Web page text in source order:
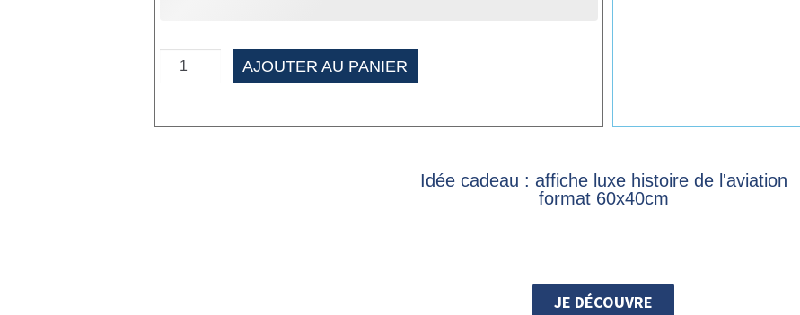
AJOUTER AU PANIER
Idée cadeau : affiche luxe histoire de l'aviation
format 60x40cm
JE DÉCOUVRE